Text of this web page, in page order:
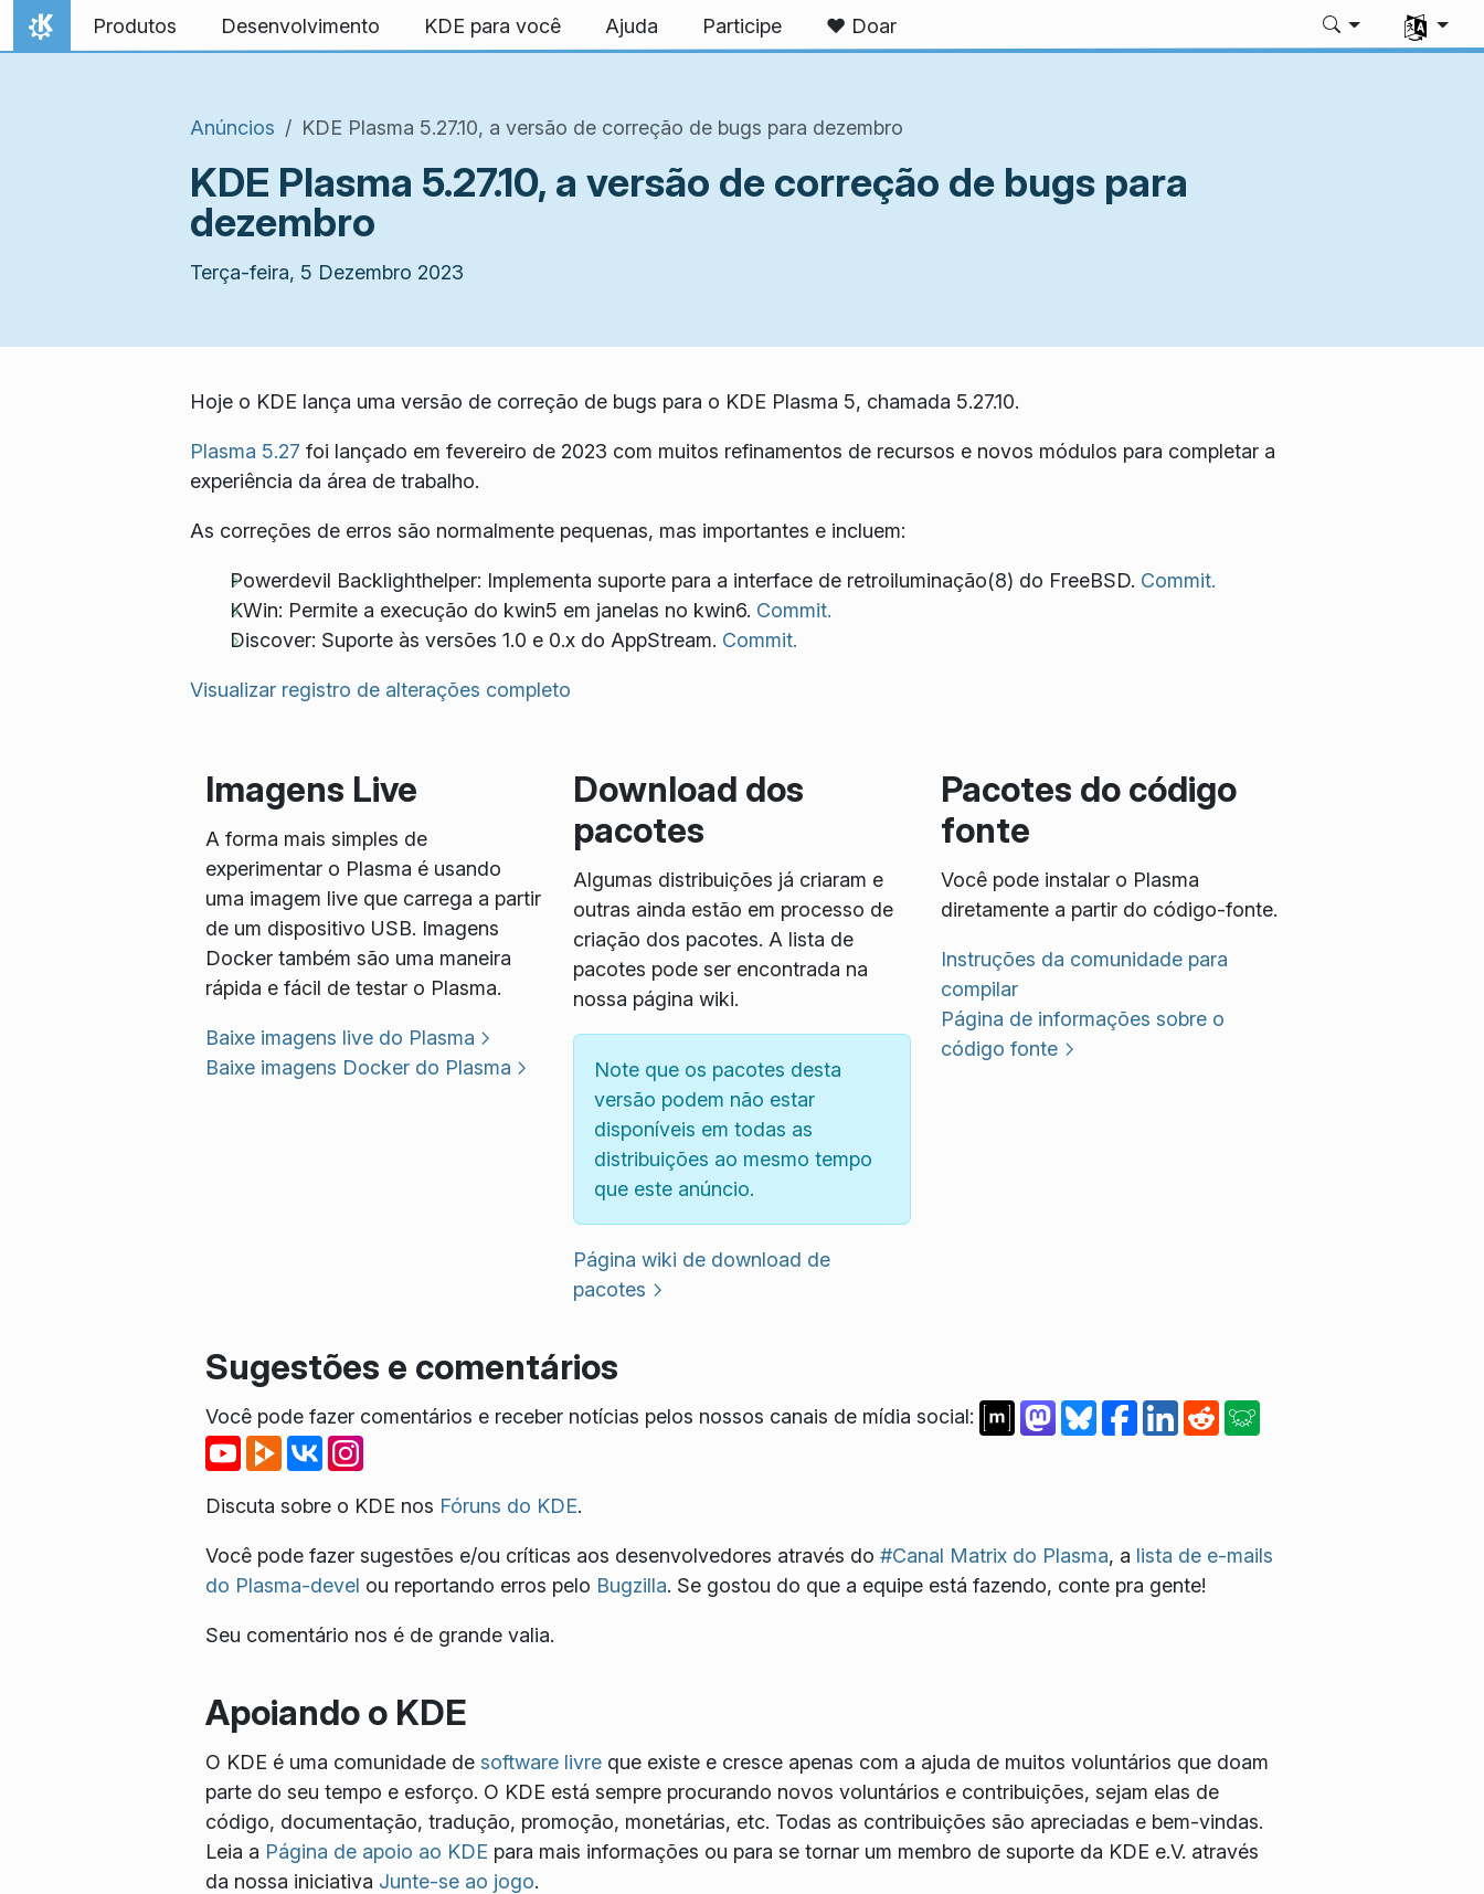
Ir para o conteúdo
Início
Produtos Desenvolvimento KDE para você Ajuda Participe ❤️ Doar
Selecione
Anúncios KDE Plasma 5.27.10, a versão de correção de bugs para dezembro
KDE Plasma 5.27.10, a versão de correção de bugs para
dezembro
Terça-feira, 5 Dezembro 2023
Hoje o KDE lança uma versão de correção de bugs para o KDE Plasma 5, chamada 5.27.10.
Plasma 5.27 foi lançado em fevereiro de 2023 com muitos refinamentos de recursos e novos módulos para completar a
experiência da área de trabalho.
As correções de erros são normalmente pequenas, mas importantes e incluem:
Powerdevil Backlighthelper: Implementa suporte para a interface de retroiluminação(8) do FreeBSD. Commit.
KWin: Permite a execução do kwin5 em janelas no kwin6. Commit.
Discover: Suporte às versões 1.0 e 0.x do AppStream. Commit.
Visualizar registro de alterações completo
Imagens Live
A forma mais simples de
experimentar o Plasma é usando
uma imagem live que carrega a partir
de um dispositivo USB. Imagens
Docker também são uma maneira
rápida e fácil de testar o Plasma.
Baixe imagens live do Plasma
Baixe imagens Docker do Plasma
Download dos
pacotes
Algumas distribuições já criaram e
outras ainda estão em processo de
criação dos pacotes. A lista de
pacotes pode ser encontrada na
nossa página wiki.
Note que os pacotes desta
versão podem não estar
disponíveis em todas as
distribuições ao mesmo tempo
que este anúncio.
Página wiki de download de
pacotes
Pacotes do código
fonte
Você pode instalar o Plasma
diretamente a partir do código-fonte.
Instruções da comunidade para
compilar
Página de informações sobre o
código fonte
Sugestões e comentários
Você pode fazer comentários e receber notícias pelos nossos canais de mídia social:
Discuta sobre o KDE nos Fóruns do KDE.
Você pode fazer sugestões e/ou críticas aos desenvolvedores através do #Canal Matrix do Plasma, a lista de e-mails
do Plasma-devel ou reportando erros pelo Bugzilla. Se gostou do que a equipe está fazendo, conte pra gente!
Seu comentário nos é de grande valia.
Apoiando o KDE
O KDE é uma comunidade de software livreque existe e cresce apenas com a ajuda de muitos voluntários que doam
parte do seu tempo e esforço. O KDE está sempre procurando novos voluntários e contribuições, sejam elas de
código, documentação, tradução, promoção, monetárias, etc. Todas as contribuições são apreciadas e bem-vindas.
Leia a Página de apoio ao KDE para mais informações ou para se tornar um membro de suporte da KDE e.V. através
da nossa iniciativa Junte-se ao jogo.